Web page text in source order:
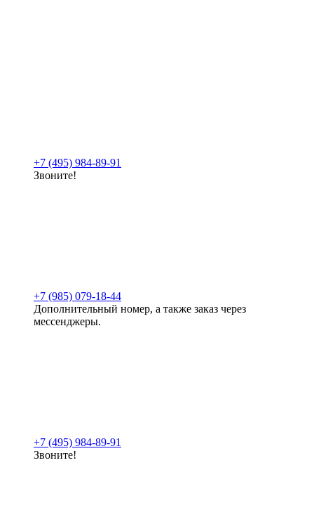
+7 (495) 984-89-91
Звоните!
+7 (985) 079-18-44
Дополнительный номер, а также заказ через
мессенджеры.
+7 (495) 984-89-91
Звоните!